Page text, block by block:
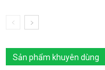
Sản phẩm khuyên dùng